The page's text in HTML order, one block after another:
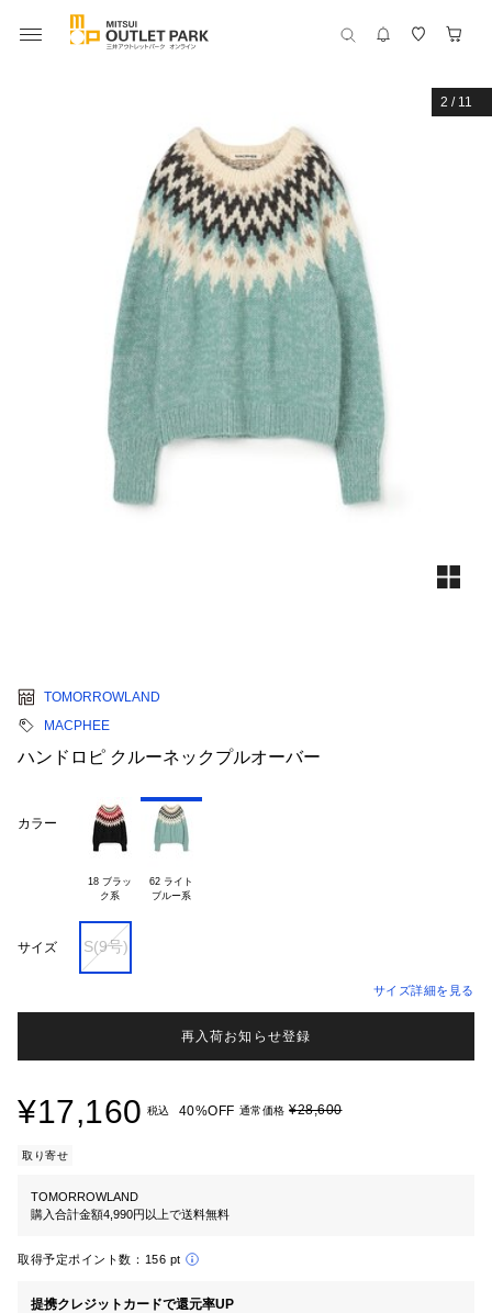
2 / 11
TOMORROWLAND
MACPHEE
ハンドロピ クルーネックプルオーバー
カラー
18 ブラッ
62 ライト
サイズ S(9号)
サイズ詳細を見る
再入荷お知らせ登録
¥17,160 税込 40%OFF 通常価格 ¥28,600
取り寄せ
TOMORROWLAND
購入合計金額4,990円以上で送料無料
取得予定ポイント数： 156 pt
提携クレジットカードで還元率UP